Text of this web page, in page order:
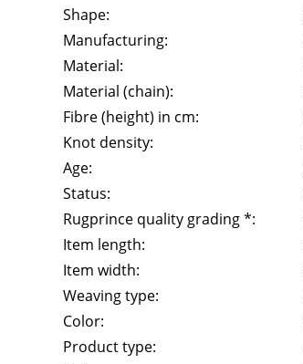
Shape:
Manufacturing:
Material:
Material (chain):
Fibre (height) in cm:
Knot density:
Age:
Status:
Rugprince quality grading *:
Item length:
Item width:
Weaving type:
Color:
Product type: